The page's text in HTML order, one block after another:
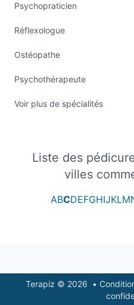
Psychopraticien
Réflexologue
Ostéopathe
Psychothérapeute
Voir plus de spécialités
Liste des
villes
ABCDEFGHIJKLM
FooterTerapiz © 2026 •